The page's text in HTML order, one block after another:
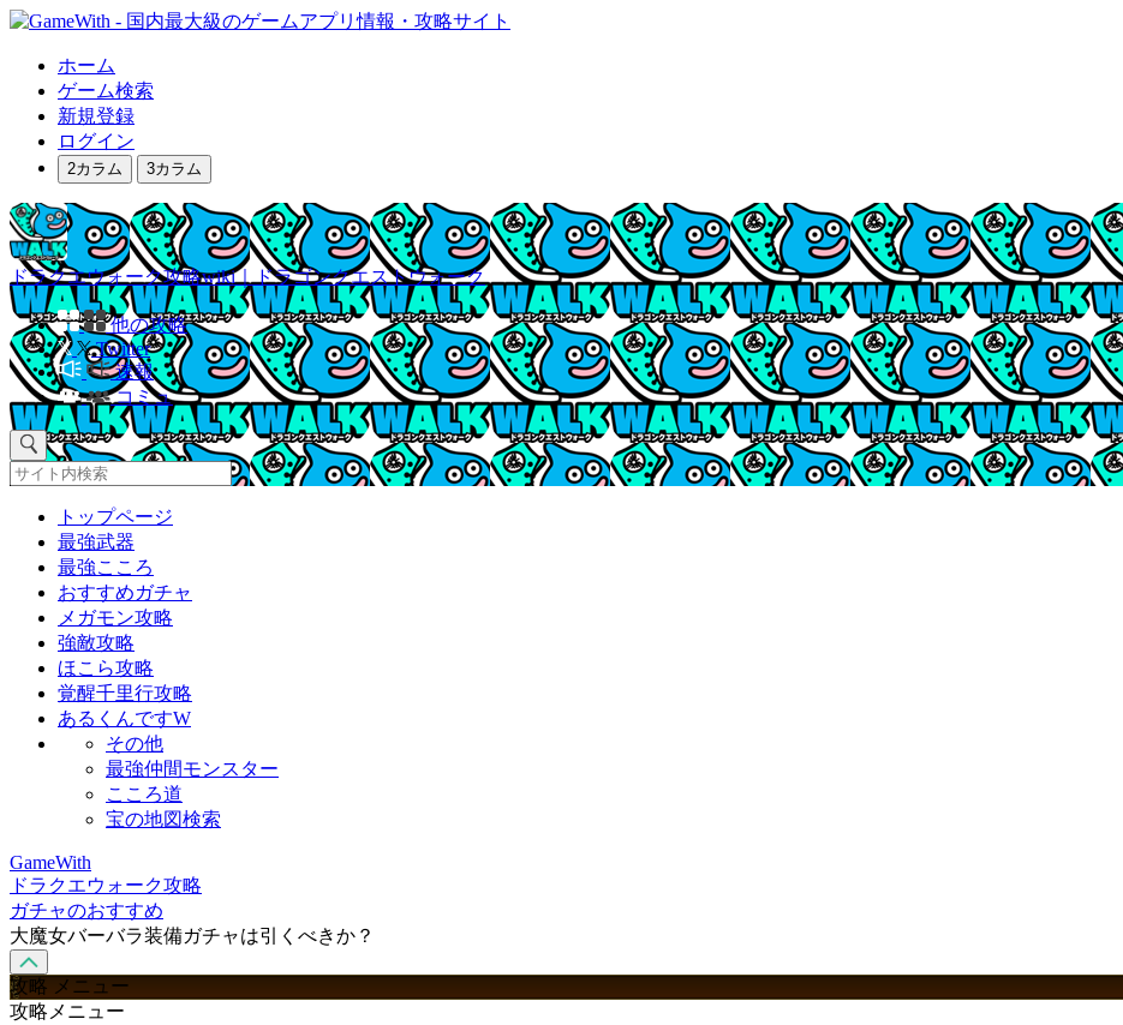
ホーム
ゲーム検索
新規登録
ログイン
2カラム 3カラム
ドラクエウォーク攻略wiki｜ドラゴンクエストウォーク
他の攻略
Twitter
速報
コミュ
トップページ
最強武器
最強こころ
おすすめガチャ
メガモン攻略
強敵攻略
ほこら攻略
覚醒千里行攻略
あるくんですW
その他
最強仲間モンスター
こころ道
宝の地図検索
GameWith
ドラクエウォーク攻略
ガチャのおすすめ
大魔女バーバラ装備ガチャは引くべきか？
攻略 メニュー
攻略メニュー